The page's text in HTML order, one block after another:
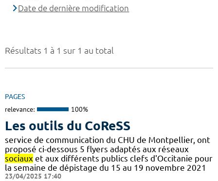
Résultats 1 à 1 sur 1 au total
PAGES
relevance: 100%
Les outils du CoReSS
service de communication du CHU de Montpellier, ont
proposé ci-dessous 5 flyers adaptés aux réseaux
sociaux et aux différents publics clefs d'Occitanie pour
la semaine de dépistage du 15 au 19 novembre 2021
23/04/2025 17:40
Date de dernière modification